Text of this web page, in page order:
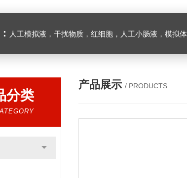
人工模拟液，干扰物质，红细胞，人工小肠液，模拟
分类
产品展示 / PRODUCTS